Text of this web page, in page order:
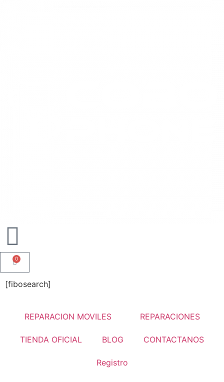
0
[fibosearch]
REPARACION MOVILES REPARACIONES
TIENDA OFICIAL BLOG CONTACTANOS
Registro